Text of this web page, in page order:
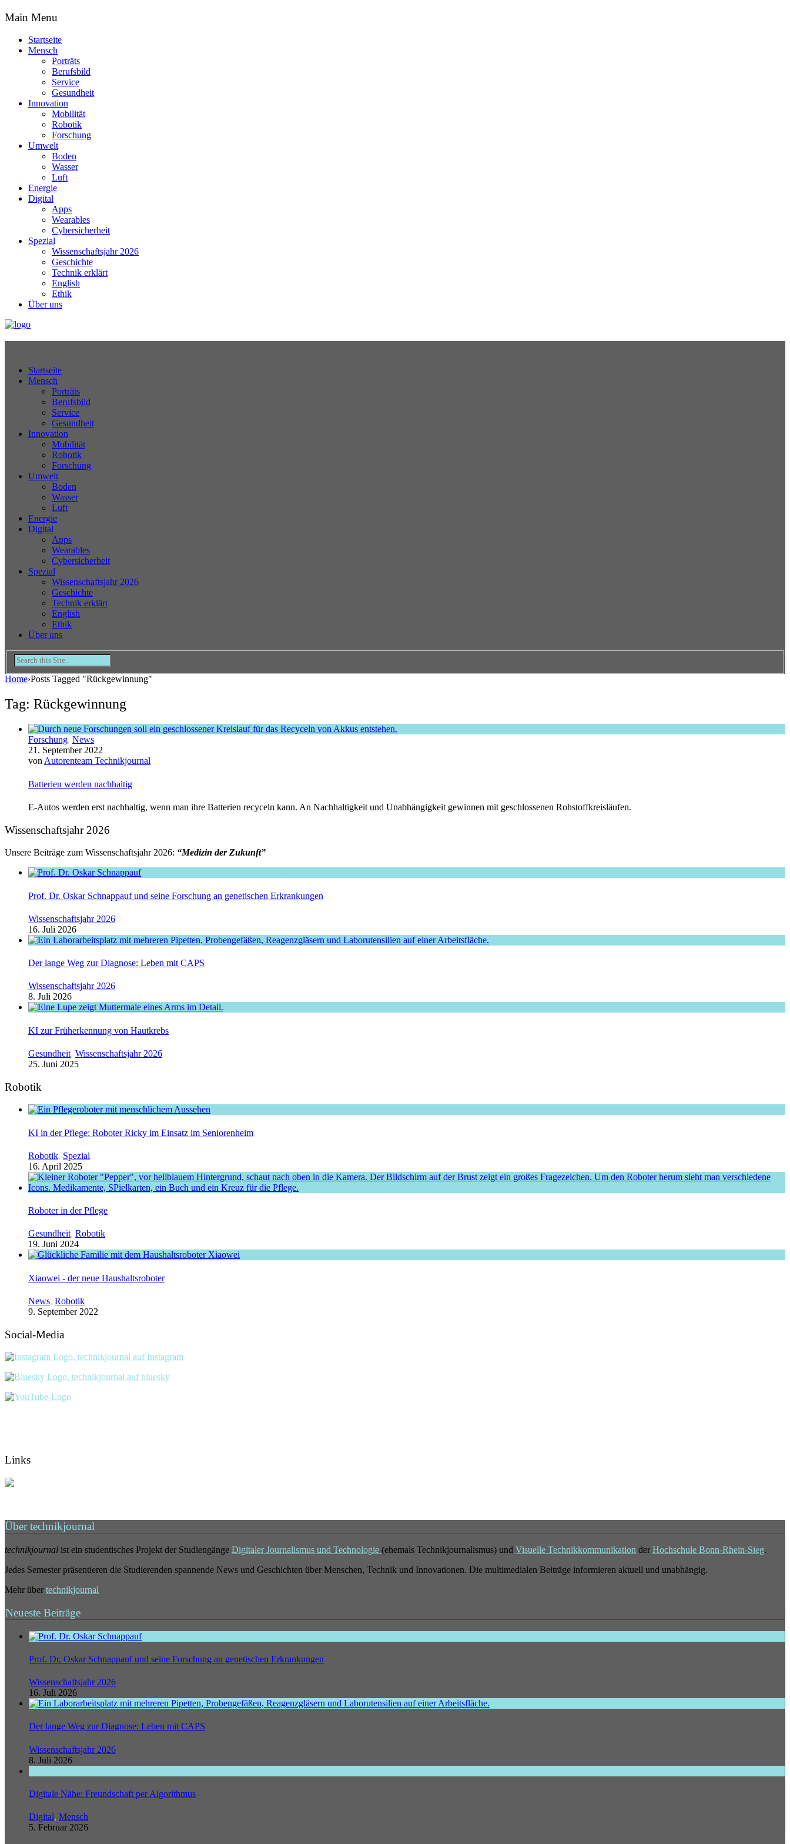
Main Menu
Startseite
Mensch
Porträts
Berufsbild
Service
Gesundheit
Innovation
Mobilität
Robotik
Forschung
Umwelt
Boden
Wasser
Luft
Energie
Digital
Apps
Wearables
Cybersicherheit
Spezial
Wissenschaftsjahr 2026
Geschichte
Technik erklärt
English
Ethik
Über uns
Startseite
Mensch
Porträts
Berufsbild
Service
Gesundheit
Innovation
Mobilität
Robotik
Forschung
Umwelt
Boden
Wasser
Luft
Energie
Digital
Apps
Wearables
Cybersicherheit
Spezial
Wissenschaftsjahr 2026
Geschichte
Technik erklärt
English
Ethik
Über uns
Home›Posts Tagged "Rückgewinnung"
Tag: Rückgewinnung
Forschung, News
21. September 2022
von Autorenteam Technikjournal
Batterien werden nachhaltig
E-Autos werden erst nachhaltig, wenn man ihre Batterien recyceln kann. An Nachhaltigkeit und Unabhängigkeit gewinnen mit geschlossenen Rohstoffkreisläufen.
Wissenschaftsjahr 2026
Unsere Beiträge zum Wissenschaftsjahr 2026: “Medizin der Zukunft”
Prof. Dr. Oskar Schnappauf und seine Forschung an genetischen Erkrankungen
Wissenschaftsjahr 2026
16. Juli 2026
Der lange Weg zur Diagnose: Leben mit CAPS
Wissenschaftsjahr 2026
8. Juli 2026
KI zur Früherkennung von Hautkrebs
Gesundheit, Wissenschaftsjahr 2026
25. Juni 2025
Robotik
KI in der Pflege: Roboter Ricky im Einsatz im Seniorenheim
Robotik, Spezial
16. April 2025
Roboter in der Pflege
Gesundheit, Robotik
19. Juni 2024
Xiaowei - der neue Haushaltsroboter
News, Robotik
9. September 2022
Social-Media
Links
Über technikjournal
technikjournal ist ein studentisches Projekt der Studiengänge Digitaler Journalismus und Technologie (ehemals Technikjournalismus) und Visuelle Technikkommunikation der Hochschule Bonn-Rhein-Sieg.
Jedes Semester präsentieren die Studierenden spannende News und Geschichten über Menschen, Technik und Innovationen. Die multimedialen Beiträge informieren aktuell und unabhängig.
Mehr über technikjournal
Neueste Beiträge
Prof. Dr. Oskar Schnappauf und seine Forschung an genetischen Erkrankungen
Wissenschaftsjahr 2026
16. Juli 2026
Der lange Weg zur Diagnose: Leben mit CAPS
Wissenschaftsjahr 2026
8. Juli 2026
Digitale Nähe: Freundschaft per Algorithmus
Digital, Mensch
5. Februar 2026